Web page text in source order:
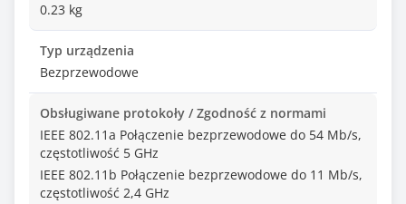
0.23 kg
Typ urządzenia
Bezprzewodowe
Obsługiwane protokoły / Zgodność z normami
IEEE 802.11a Połączenie bezprzewodowe do 54 Mb/s,
częstotliwość 5 GHz
IEEE 802.11b Połączenie bezprzewodowe do 11 Mb/s,
częstotliwość 2,4 GHz